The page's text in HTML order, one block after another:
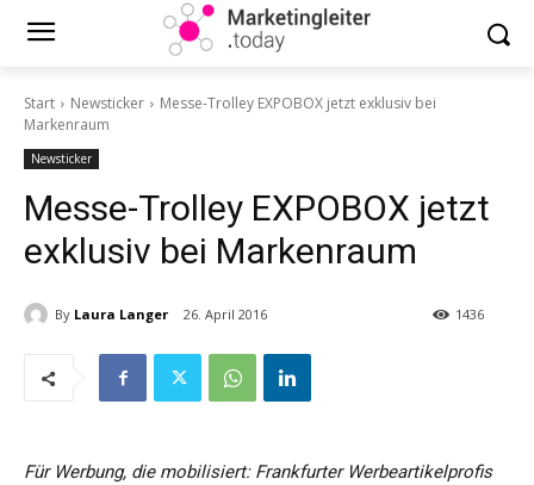
Start Newsticker
Messe-Trolley EXPOBOX jetzt exklusiv bei
Markenraum
Newsticker
Messe-Trolley EXPOBOX jetzt
exklusiv bei Markenraum
By Laura Langer 26. April 2016 1436
Für Werbung, die mobilisiert: Frankfurter Werbeartikelprofis